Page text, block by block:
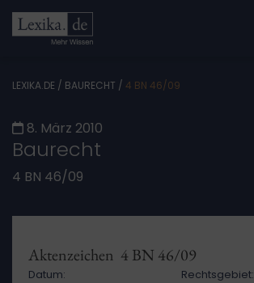
LEXIKA.DE / BAURECHT / 4 BN 46/09
8. März 2010
Baurecht
4 BN 46/09
Aktenzeichen 4 BN 46/09
Datum: Rechtsgebiet: